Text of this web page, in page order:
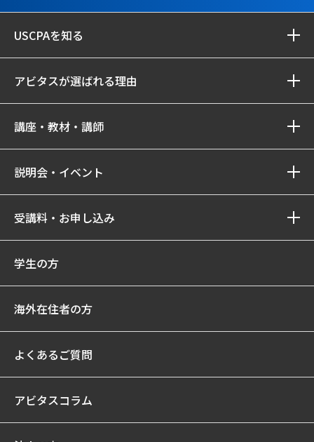
USCPAを知る
アビタスが選ばれる理由
講座・教材・講師
説明会・イベント
受講料・お申し込み
学生の方
海外在住者の方
よくあるご質問
アビタスコラム